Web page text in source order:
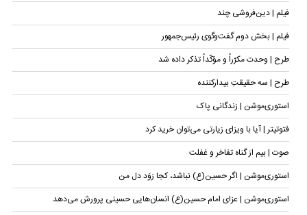
فیلم | دین‌فروشی چند
فیلم | بخش دوم گفت‌وگوی رئیس‌جمهور
طرح | وحدت مکرّراً و مؤکّداً تذکر داده شد
طرح | سه حقیقتِ بیدارکننده
استوری‌موشن | زندگانی پاک
فتوتیتر | آیا با ویزای زیارتی می‌توان خرید کرد
صوت | بیم از گناه تفاخر و غفلت
استوری‌موشن | اگر حسین(ع) نباشد، کجا رَوَد دل من
استوری‌موشن | عزای امام حسین(ع) انسان‌هایی حسینی پرورش می‌دهد